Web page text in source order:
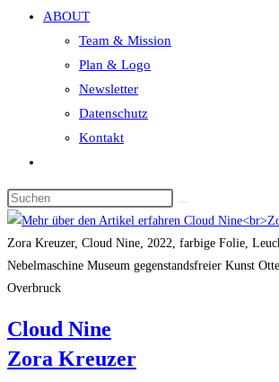
ABOUT
Team & Mission
Plan & Logo
Newsletter
Datenschutz
Kontakt
umschalten
Diese
Website
durchsuchen
Zora Kreuzer, Cloud Nine, 2022, farbige Folie,
Nebelmaschine Museum gegenstandsfreier Kunst
Overbruck
Cloud Nine
Zora Kreuzer